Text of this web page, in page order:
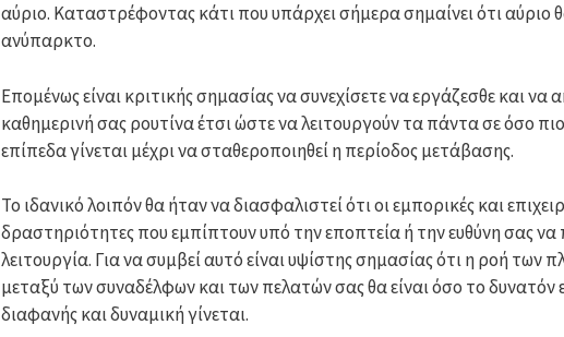
αύριο. Καταστρέφοντας κάτι που υπάρχει σήμερα σημαίνει ότι αύριο
ανύπαρκτο.
Επομένως είναι κριτικής σημασίας να συνεχίσετε να εργάζεσθε και να
καθημερινή σας ρουτίνα έτσι ώστε να λειτουργούν τα πάντα σε όσο
επίπεδα γίνεται μέχρι να σταθεροποιηθεί η περίοδος μετάβασης.
Το ιδανικό λοιπόν θα ήταν να διασφαλιστεί ότι οι εμπορικές και
δραστηριότητες που εμπίπτουν υπό την εποπτεία ή την ευθύνη σας να
λειτουργία. Για να συμβεί αυτό είναι υψίστης σημασίας ότι η ροή των
μεταξύ των συναδέλφων και των πελατών σας θα είναι όσο το δυνατόν
διαφανής και δυναμική γίνεται.